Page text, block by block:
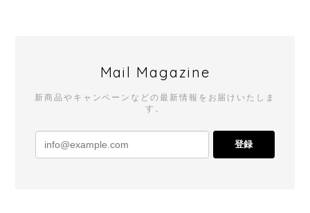
Mail Magazine
新商品やキャンペーンなどの最新情報をお届けいたしま
す。
登録